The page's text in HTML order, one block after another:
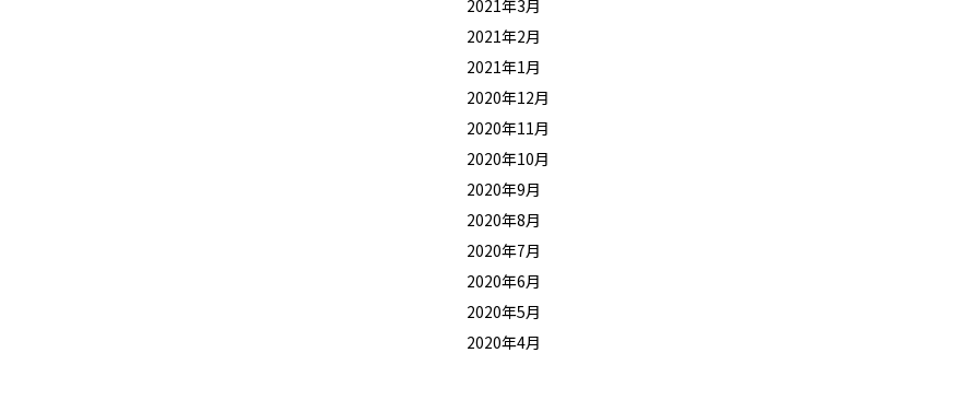
2021年3月
2021年2月
2021年1月
2020年12月
2020年11月
2020年10月
2020年9月
2020年8月
2020年7月
2020年6月
2020年5月
2020年4月